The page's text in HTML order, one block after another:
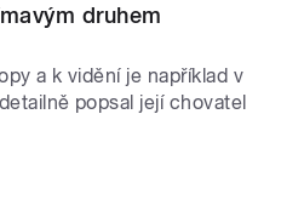
druhem
a k vidění je například v
popsal její chovatel